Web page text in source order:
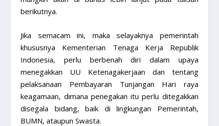
berikutnya.
Jika semacam ini, maka selayaknya pemerintah
khususnya Kementerian Tenaga Kerja Republik
Indonesia, perlu berbenah diri dalam upaya
menegakkan UU Ketenagakerjaan dan tentang
pelaksanaan Pembayaran Tunjangan Hari raya
keagamaan, dimana penegakan itu perlu ditegakkan
disegala bidang, baik di lingkungan Pemerintah,
BUMN, ataupun Swasta.